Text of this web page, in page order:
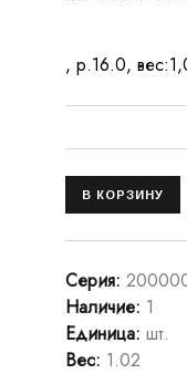
, р.16.0,
Серия:
Наличие: 1
Единица: шт.
Вес: 1.02